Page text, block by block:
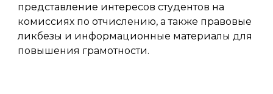
представление интересов студентов на
комиссиях по отчислению, а также правовые
ликбезы и информационные материалы для
повышения грамотности.